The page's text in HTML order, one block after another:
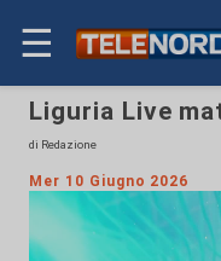
☰
Liguria Live
di Redazione
Mer 10 Giugno 2026